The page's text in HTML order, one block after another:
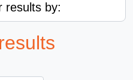
results by: